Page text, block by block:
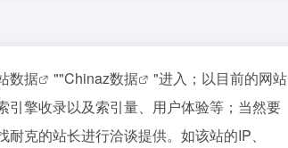
数据 ""Chinaz数据
"进入；以目前的网站
擎收录以及索引量、用户体验等；当然要
克的站长进行洽谈提供。如该站的IP、